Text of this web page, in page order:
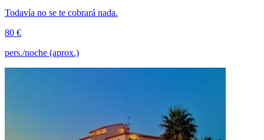
Todavía no se te cobrará nada.
80 €
pers./noche (aprox.)